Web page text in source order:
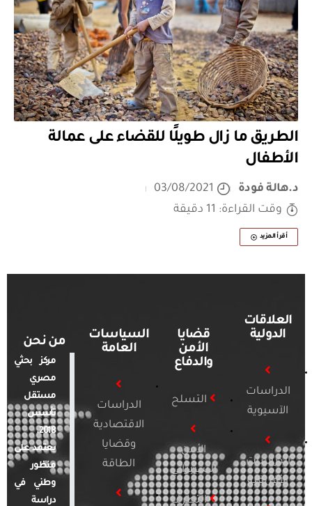
الطريق ما زال طويلًا للقضاء على عمالة
الأطفال
د.هالة فودة
03/08/2021
وقت القراءة: 11 دقيقة
أقرأ المزيد
العلاقات
الدولية
الدراسات
الآسيوية
الدراسات
الأفريقية
قضايا
الأمن
والدفاع
التسلح
الأمن
السيبراني
التطرف
السياسات
العامة
الدراسات
الاقتصادية
وقضايا
الطاقة
من نحن
مركز بحثي
مصري
مستقل
تأسس
2018.
يعتمد على
منظور
وطني في
دراسة